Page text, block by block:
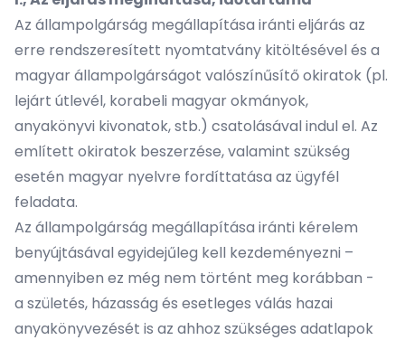
Az állampolgárság megállapítása iránti eljárás az
erre rendszeresített nyomtatvány kitöltésével és a
magyar állampolgárságot valószínűsítő okiratok (pl.
lejárt útlevél, korabeli magyar okmányok,
anyakönyvi kivonatok, stb.) csatolásával indul el. Az
említett okiratok beszerzése, valamint szükség
esetén magyar nyelvre fordíttatása az ügyfél
feladata.
Az állampolgárság megállapítása iránti kérelem
benyújtásával egyidejűleg kell kezdeményezni –
amennyiben ez még nem történt meg korábban -
a születés, házasság és esetleges válás hazai
anyakönyvezését is az ahhoz szükséges adatlapok